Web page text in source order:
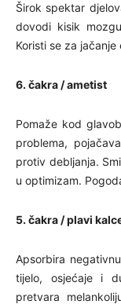
Širok spektar
dovodi kisik
Koristi se za
6. čakra / ametist
Pomaže kod
problema,
protiv debljanja.
u optimizam.
5. čakra / plavi
Apsorbira
tijelo, osjećaje i
pretvara